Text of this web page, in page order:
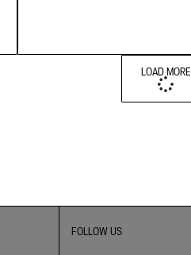
LOAD MORE
FOLLOW US